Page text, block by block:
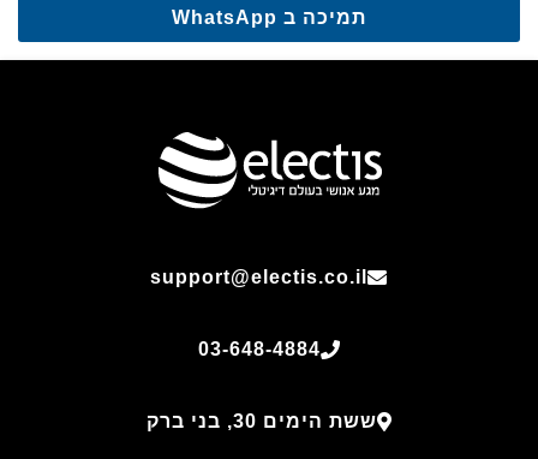
תמיכה ב WhatsApp
support@electis.co.il
03-648-4884
ששת הימים 30, בני ברק